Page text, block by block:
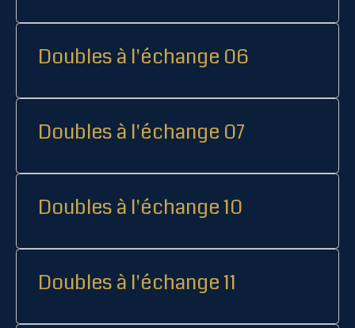
Doubles à l'échange 06
Doubles à l'échange 07
Doubles à l'échange 10
Doubles à l'échange 11